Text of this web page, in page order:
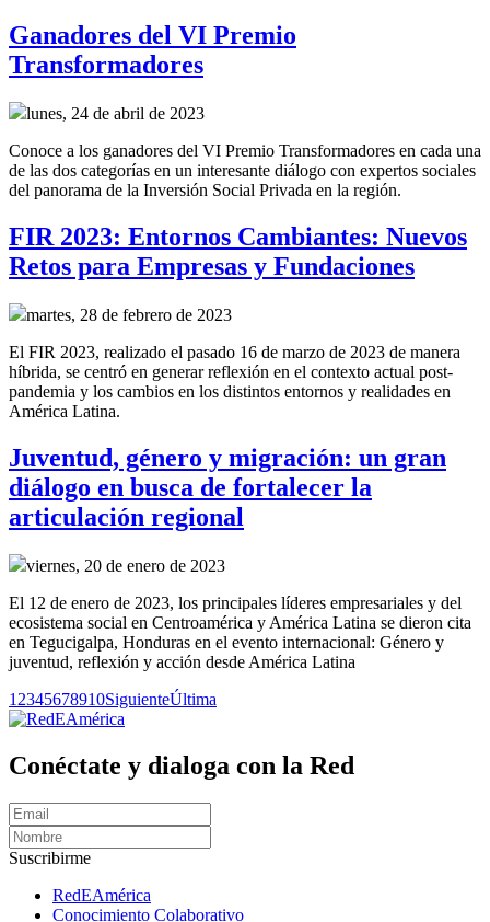
Ganadores del VI Premio
Transformadores
lunes, 24 de abril de 2023
Conoce a los ganadores del VI Premio Transformadores en cada una
de las dos categorías en un interesante diálogo con expertos sociales
del panorama de la Inversión Social Privada en la región.
FIR 2023: Entornos Cambiantes: Nuevos
Retos para Empresas y Fundaciones
martes, 28 de febrero de 2023
El FIR 2023, realizado el pasado 16 de marzo de 2023 de manera
híbrida, se centró en generar reflexión en el contexto actual post-
pandemia y los cambios en los distintos entornos y realidades en
América Latina.
Juventud, género y migración: un gran
diálogo en busca de fortalecer la
articulación regional
viernes, 20 de enero de 2023
El 12 de enero de 2023, los principales líderes empresariales y del
ecosistema social en Centroamérica y América Latina se dieron cita
en Tegucigalpa, Honduras en el evento internacional: Género y
juventud, reflexión y acción desde América Latina
1 2345678910SiguienteÚltima
Conéctate y dialoga con la Red
Suscribirme
RedEAmérica
Conocimiento Colaborativo